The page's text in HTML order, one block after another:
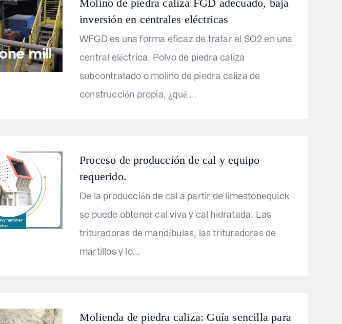
inversión en centrales eléctricas
WFGD es una forma eficaz de tratar el SO2 en una
central eléctrica. Polvo de piedra caliza
subcontratado o molino de piedra caliza de
construcción propia, ¿qué ...
Proceso de producción de cal y equipo
requerido.
De la producción de cal a partir de limestonequick
se puede obtener cal viva y cal hidratada. Las
trituradoras de mandíbulas, las trituradoras de
martillos y lo...
Molienda de piedra caliza: Guía sencilla para